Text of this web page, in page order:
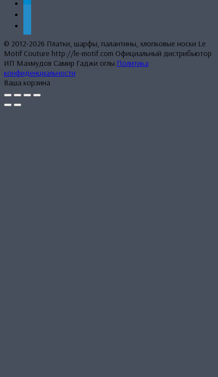
© 2012-2026 Платки, шарфы, палантины, хлопковые носки Le
Motif Couture http://le-motif.com Официальный дистрибьютор
ИП Махмудов Самир Гаджи оглы.Политика
конфиденциальности
Ваша корзина